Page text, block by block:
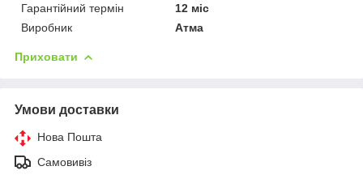
Гарантійний термін
12 міс
Виробник
Атма
Приховати
Умови доставки
Нова Пошта
Самовивіз